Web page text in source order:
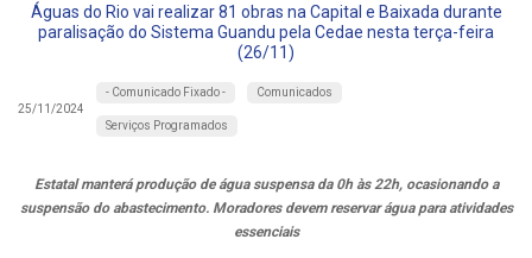
Águas do Rio vai realizar 81 obras na Capital e Baixada durante
paralisação do Sistema Guandu pela Cedae nesta terça-feira
(26/11)
25/11/2024
- Comunicado Fixado - Comunicados
Serviços Programados
Estatal manterá produção de água suspensa da 0h às 22h, ocasionando a
suspensão do abastecimento. Moradores devem reservar água para atividades
essenciais